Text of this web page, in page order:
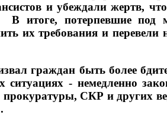
и убеждали жертв,
потерпевшие под
их требования и
граждан быть более
ситуациях - немедленно
СКР и других